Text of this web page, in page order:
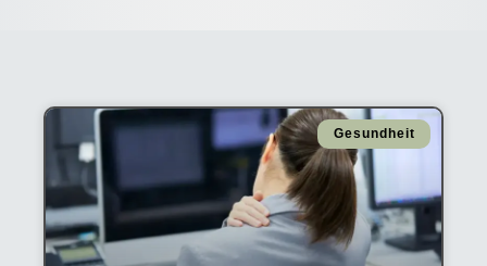
Gesundheit